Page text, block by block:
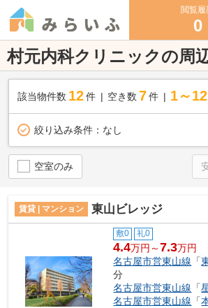
閲覧履
0
村元内科クリニックの周
該当物件数 12件 空き数 7 件 1～12
絞り込み条件： なし
空室のみ
賃貸 | マンション 東山ビレッジ
敷0 礼0
4.4万円～7.3万円
名古屋市営東山線 「
分
名古屋市営東山線 「
名古屋市営東山線 「